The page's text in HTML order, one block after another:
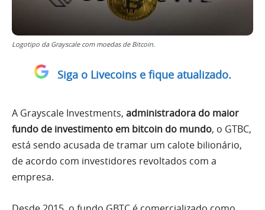
Logotipo da Grayscale com moedas de Bitcoin.
Siga o Livecoins e fique atualizado.
A Grayscale Investments, administradora do maior
fundo de investimento em bitcoin do mundo, o GTBC,
está sendo acusada de tramar um calote bilionário,
de acordo com investidores revoltados com a
empresa.